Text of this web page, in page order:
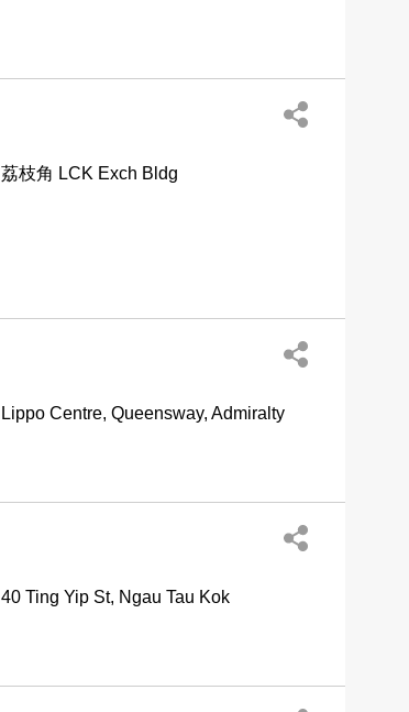
荔枝角 LCK Exch Bldg
Lippo Centre, Queensway, Admiralty
40 Ting Yip St, Ngau Tau Kok